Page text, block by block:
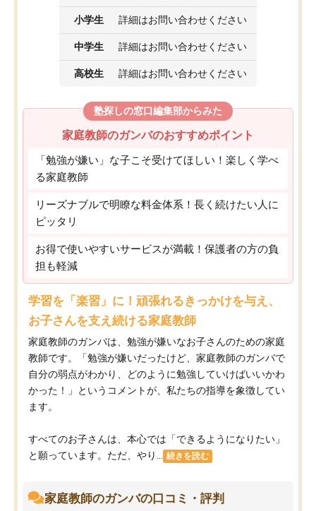
小学生 詳細はお問い合わせください
中学生 詳細はお問い合わせください
高校生 詳細はお問い合わせください
塾探しの窓口編集部からみた
家庭教師のガンバのおすすめポイント
「勉強が嫌い」な子こそ受けてほしい！楽しく学べ
る家庭教師
リーズナブルで明瞭な料金体系！長く続けたい人に
ピッタリ
お得で使いやすいサービスが満載！保護者の方の負
担も軽減
学習を「楽習」に！頑張れるきっかけを与え、
お子さんを支え続ける家庭教師
家庭教師のガンバは、勉強が嫌いなお子さんのための家庭
教師です。「勉強が嫌いだったけど、家庭教師のガンバで
自分の弱点がわかり、どのように勉強していけばいいかわ
かった！」というコメントが、私たちの指導を象徴してい
ます。
すべてのお子さんは、本心では「できるようになりたい」
と願っています。ただ、やり...
続きを読む
家庭教師のガンバの口コミ・評判